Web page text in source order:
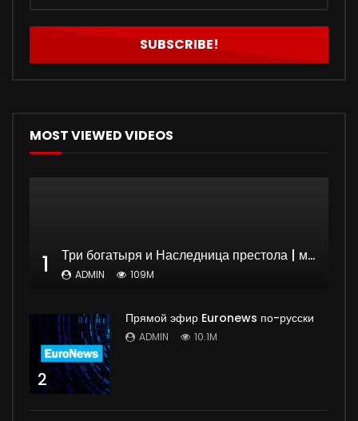
MOST VIEWED VIDEOS
1 Три богатыря и Наследница престола | мультфильм
ADMIN 109M
2
Прямой эфир Euronews по-русски
ADMIN 10.1M